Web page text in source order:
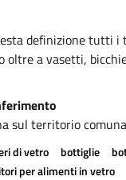
definizione tutti i
oltre a vasetti,
sul territorio
di vetro bottiglie
per alimenti in vetro